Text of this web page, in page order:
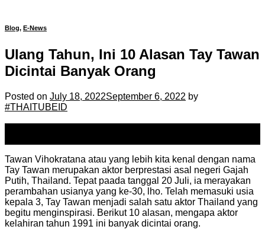
Blog, E-News
Ulang Tahun, Ini 10 Alasan Tay Tawan
Dicintai Banyak Orang
Posted on July 18, 2022September 6, 2022 by
#THAITUBEID
Tawan Vihokratana atau yang lebih kita kenal dengan nama
Tay Tawan merupakan aktor berprestasi asal negeri Gajah
Putih, Thailand. Tepat paada tanggal 20 Juli, ia merayakan
perambahan usianya yang ke-30, lho. Telah memasuki usia
kepala 3, Tay Tawan menjadi salah satu aktor Thailand yang
begitu menginspirasi. Berikut 10 alasan, mengapa aktor
kelahiran tahun 1991 ini banyak dicintai orang.